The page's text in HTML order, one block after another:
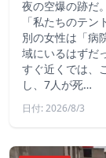
夜の空爆の跡だ
「私たちのテン
別の女性は「病
域にいるはずだ
すぐ近くでは、
し、7人が死…
日付: 2026/8/3